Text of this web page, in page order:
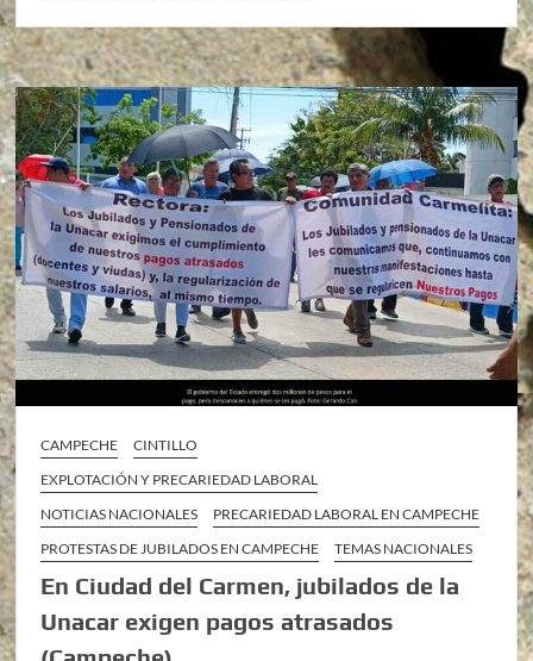
CAMPECHE
CINTILLO
EXPLOTACIÓN Y PRECARIEDAD LABORAL
NOTICIAS NACIONALES
PRECARIEDAD LABORAL EN CAMPECHE
PROTESTAS DE JUBILADOS EN CAMPECHE
TEMAS NACIONALES
En Ciudad del Carmen, jubilados de la
Unacar exigen pagos atrasados